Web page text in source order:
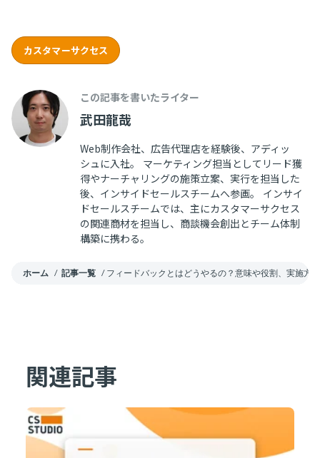
カスタマーサクセス
この記事を書いたライター
武田龍哉
Web制作会社、広告代理店を経験後、アディッ
シュに入社。 マーケティング担当としてリード獲
得やナーチャリングの施策立案、実行を担当した
後、インサイドセールスチームへ参画。 インサイ
ドセールスチームでは、主にカスタマーサクセス
の関連商材を担当し、商談機会創出とチーム体制
構築に携わる。
ホーム / 記事一覧 / フィードバックとはどうやるの？意味や役割、実施方
関連記事